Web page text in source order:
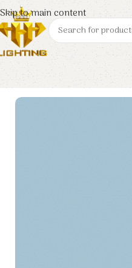
Skip to main content
Trang chủ Euroto Đèn LED